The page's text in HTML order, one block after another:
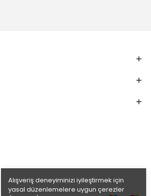
Alışveriş deneyiminizi iyileştirmek için
yasal düzenlemelere uygun çerezler